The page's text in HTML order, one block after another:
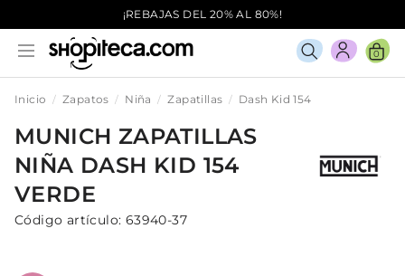
¡REBAJAS DEL 20% AL 80%!
0
Inicio Zapatos Niña Zapatillas Dash Kid 154
MUNICH ZAPATILLAS
NIÑA DASH KID 154
VERDE
Código artículo: 63940-37